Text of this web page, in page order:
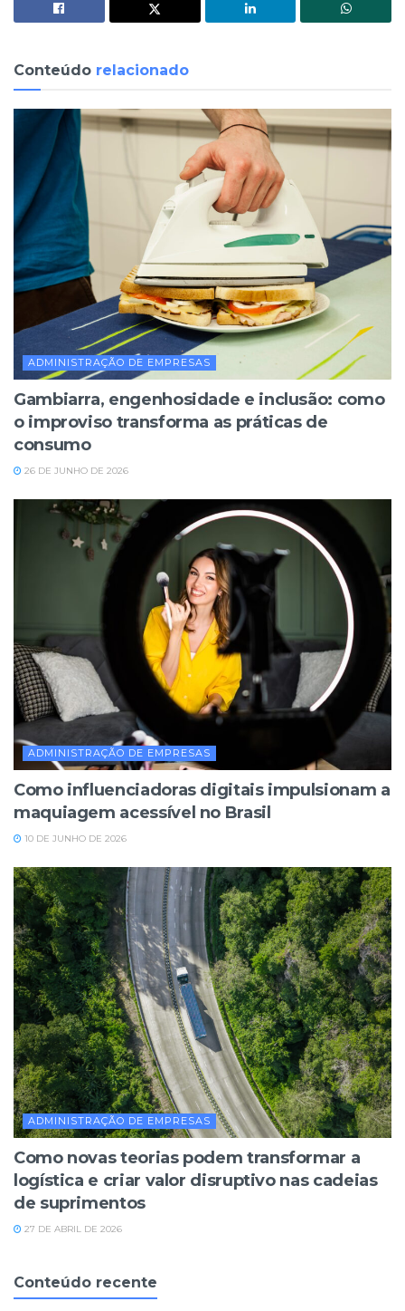
Conteúdo relacionado
ADMINISTRAÇÃO DE EMPRESAS
Gambiarra, engenhosidade e inclusão: como
o improviso transforma as práticas de
consumo
26 DE JUNHO DE 2026
ADMINISTRAÇÃO DE EMPRESAS
Como influenciadoras digitais impulsionam a
maquiagem acessível no Brasil
10 DE JUNHO DE 2026
ADMINISTRAÇÃO DE EMPRESAS
Como novas teorias podem transformar a
logística e criar valor disruptivo nas cadeias
de suprimentos
27 DE ABRIL DE 2026
Conteúdo recente